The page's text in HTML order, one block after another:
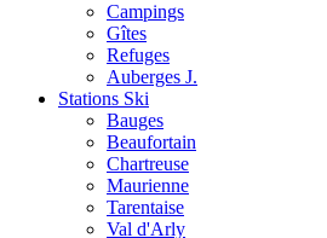
Campings
Gîtes
Refuges
Auberges J.
Stations Ski
Bauges
Beaufortain
Chartreuse
Maurienne
Tarentaise
Val d'Arly